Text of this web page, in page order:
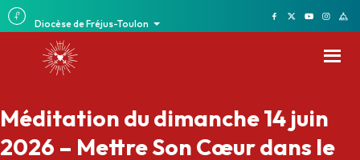
Diocèse de Fréjus-Toulon
Méditation du dimanche 14 juin
2026 – Mettre Son Cœur dans le